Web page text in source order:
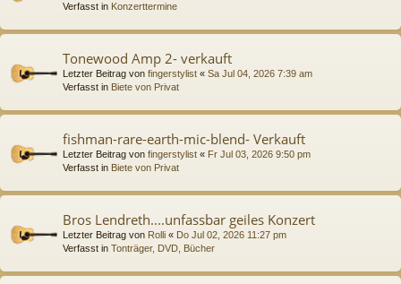
Verfasst in Konzerttermine
Tonewood Amp 2- verkauft
Letzter Beitrag von fingerstylist « Sa Jul 04, 2026 7:39 am
Verfasst in Biete von Privat
fishman-rare-earth-mic-blend- Verkauft
Letzter Beitrag von fingerstylist « Fr Jul 03, 2026 9:50 pm
Verfasst in Biete von Privat
Bros Lendreth....unfassbar geiles Konzert
Letzter Beitrag von Rolli « Do Jul 02, 2026 11:27 pm
Verfasst in Tonträger, DVD, Bücher